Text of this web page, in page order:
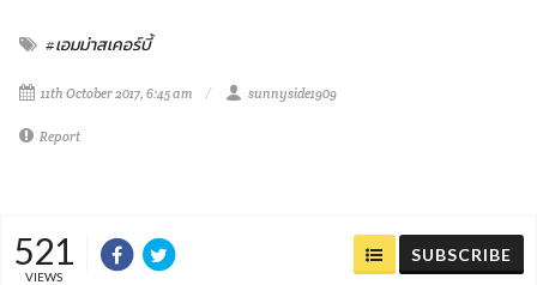
#เอมม่าสเคอร์บี้
11th October 2017, 6:45 am sunnyside1909
Report
521
VIEWS
SUBSCRIBE